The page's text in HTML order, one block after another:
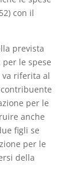
con il
prevista
per le spese
va riferita al
per le
anche
figli se
per le
della